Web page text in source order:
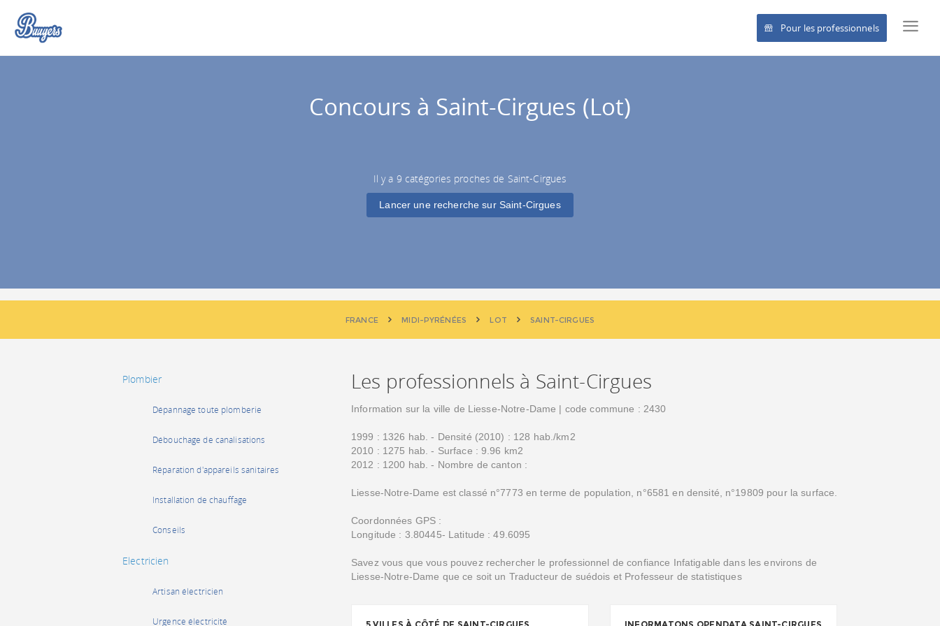
Pour les professionnels
Concours à Saint-Cirgues (Lot)
Il y a 9 catégories proches de Saint-Cirgues
Lancer une recherche sur Saint-Cirgues
FRANCE MIDI-PYRÉNÉES LOT SAINT-CIRGUES
Plombier
Dépannage toute plomberie
Débouchage de canalisations
Réparation d'appareils sanitaires
Installation de chauffage
Conseils
Electricien
Artisan électricien
Urgence électricité
Les professionnels à Saint-Cirgues
Information sur la ville de Liesse-Notre-Dame | code commune : 2430
1999 : 1326 hab. - Densité (2010) : 128 hab./km2
2010 : 1275 hab. - Surface : 9.96 km2
2012 : 1200 hab. - Nombre de canton :
Liesse-Notre-Dame est classé n°7773 en terme de population, n°6581 en densité, n°19809 pour la surface.
Coordonnées GPS :
Longitude : 3.80445- Latitude : 49.6095
Savez vous que vous pouvez rechercher le professionnel de confiance Infatigable dans les environs de
Liesse-Notre-Dame que ce soit un Traducteur de suédois et Professeur de statistiques